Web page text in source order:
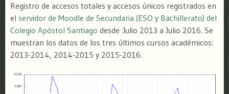
Registro de accesos totales y accesos únicos registrados en
el servidor de Moodle de Secundaria (ESO y Bachillerato) del
Colegio Apóstol Santiago desde Julio 2013 a Julio 2016. Se
muestran los datos de los tres últimos cursos académicos:
2013-2014, 2014-2015 y 2015-2016.